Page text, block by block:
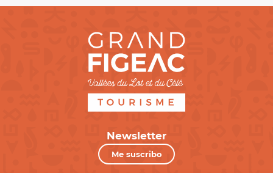
Newsletter
Me suscribo